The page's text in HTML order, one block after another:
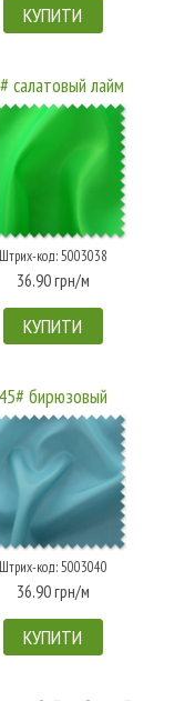
КУПИТИ
салатовый лайм
Штрих-код: 5003038
36.90 грн/м
КУПИТИ
45# бирюзовый
Штрих-код: 5003040
36.90 грн/м
КУПИТИ